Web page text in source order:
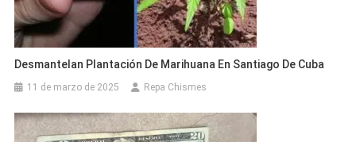
Desmantelan Plantación De Marihuana En Santiago De Cuba
11 de marzo de 2025 Repa Chismes